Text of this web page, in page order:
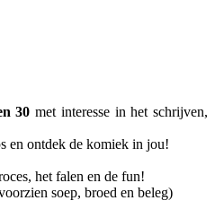
30 met interesse in het schrijven,
en ontdek de komiek in jou!
het falen en de fun!
soep, broed en beleg)